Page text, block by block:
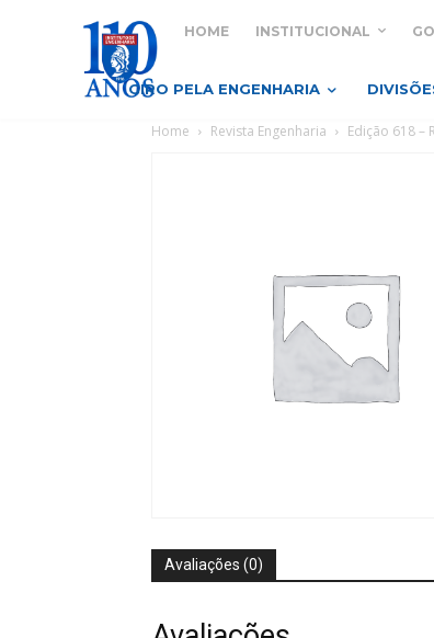
HOME INSTITUCIONAL
GIRO PELA ENGENHARIA
Home Revista Engenharia Edição 618 –
Avaliações (0)